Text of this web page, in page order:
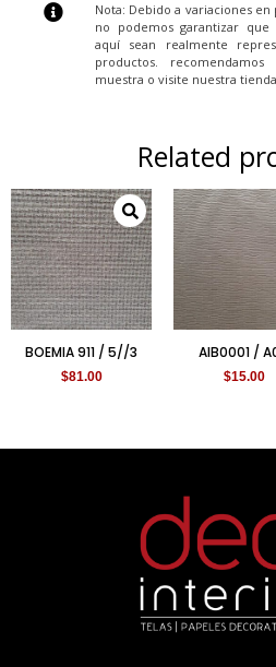
Nota: Debido a variaciones
no podemos garantizar
aquí sean realmente
productos.
muestra o visite nuestra
Related
BOEMIA 911 / 5//3
$81.00
AIB0001 /
$15.00